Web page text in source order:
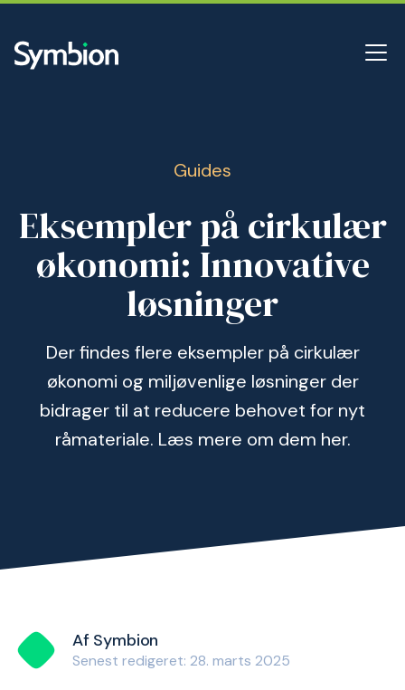
Guides
Eksempler på cirkulær
økonomi: Innovative
løsninger
Der findes flere eksempler på cirkulær
økonomi og miljøvenlige løsninger der
bidrager til at reducere behovet for nyt
råmateriale. Læs mere om dem her.
Af Symbion
Senest redigeret: 28. marts 2025